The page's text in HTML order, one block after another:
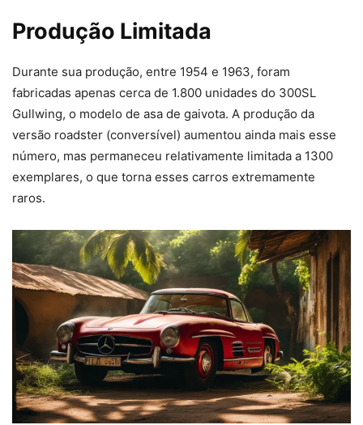
Produção Limitada
Durante sua produção, entre 1954 e 1963, foram
fabricadas apenas cerca de 1.800 unidades do 300SL
Gullwing, o modelo de asa de gaivota. A produção da
versão roadster (conversível) aumentou ainda mais esse
número, mas permaneceu relativamente limitada a 1300
exemplares, o que torna esses carros extremamente
raros.